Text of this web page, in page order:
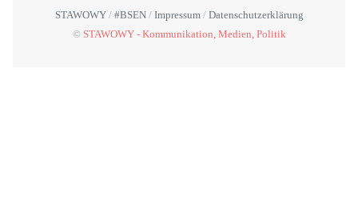
STAWOWY #BSEN Impressum
Datenschutzerklärung
© STAWOWY - Kommunikation, Medien, Politik